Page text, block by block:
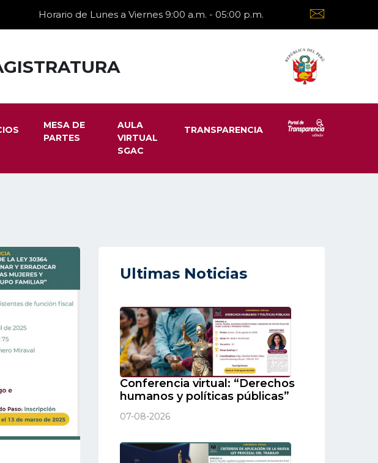
Horario de Lunes a Viernes 9:00 a.m. - 05:00 p.m.
MESA DE
PARTES
AULA
VIRTUAL
SGAC
TRANSPARENCIA
Ultimas Noticias
Conferencia virtual: “Derechos
humanos y políticas públicas”
07-08-2026